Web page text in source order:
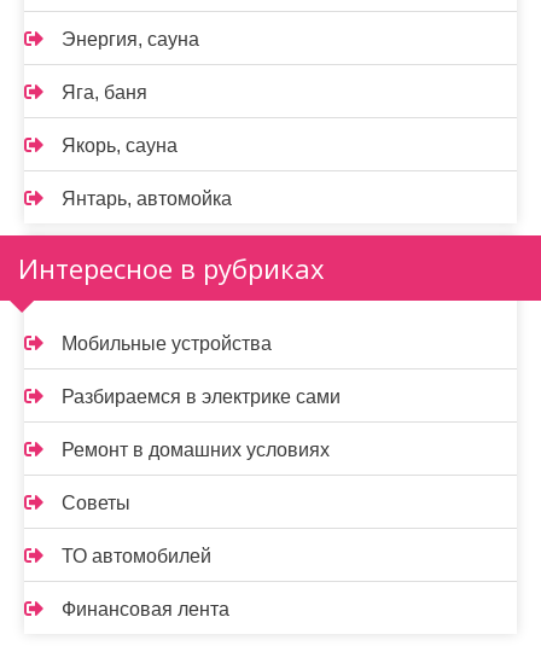
Энергия, сауна
Яга, баня
Якорь, сауна
Янтарь, автомойка
Интересное в рубриках
Мобильные устройства
Разбираемся в электрике сами
Ремонт в домашних условиях
Советы
ТО автомобилей
Финансовая лента